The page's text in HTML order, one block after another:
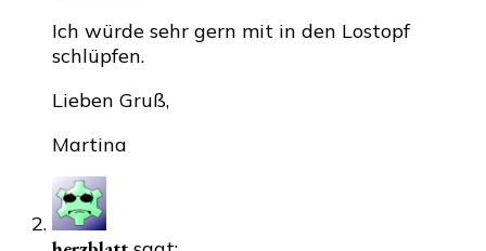
Ich würde sehr gern mit in den Lostopf
schlüpfen.
Lieben Gruß,
Martina